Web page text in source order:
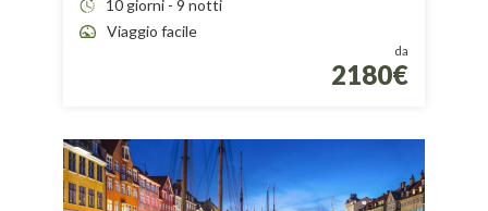
10 giorni - 9 notti
Viaggio facile
da
2180€